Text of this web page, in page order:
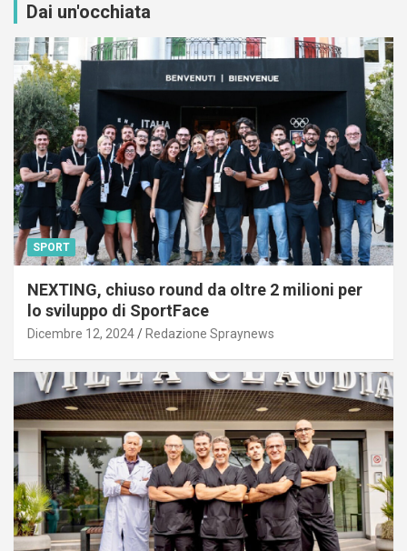
Dai un'occhiata
SPORT
NEXTING, chiuso round da oltre 2 milioni per
lo sviluppo di SportFace
Dicembre 12, 2024 Redazione Spraynews